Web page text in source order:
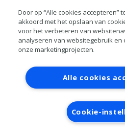
Contact Account
RAI bestanden
Privacy
Verwerkersovereenkomst
Door op “Alle cookies accepteren”
akkoord met het opslaan van
voor het verbeteren van
analyseren van websitegebruik en
onze marketingprojecten.
Alle cookies
Cookie-